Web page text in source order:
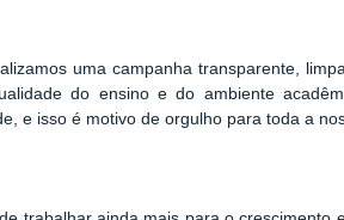
uma campanha transparente,
do ensino e do ambiente
e isso é motivo de orgulho para toda a